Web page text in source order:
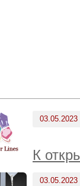
03.05.2023
К
03.05.2023